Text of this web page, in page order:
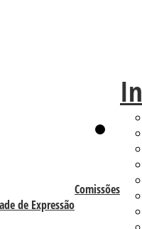
Comissões
de Expressão